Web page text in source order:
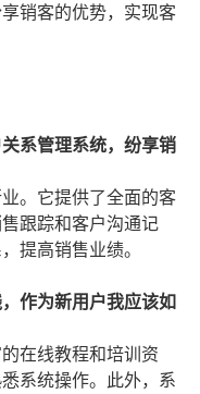
销客的优势，实现客
系管理系统，纷享销
。它提供了全面的客
跟踪和客户沟通记
提高销售业绩。
作为新用户我应该如
在线教程和培训资
系统操作。此外，系